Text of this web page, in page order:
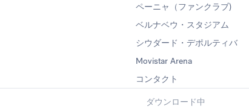
ペーニャ（ファンクラブ)
ベルナベウ・スタジアム
シウダード・デポルティバ
Movistar Arena
コンタクト
ダウンロード中